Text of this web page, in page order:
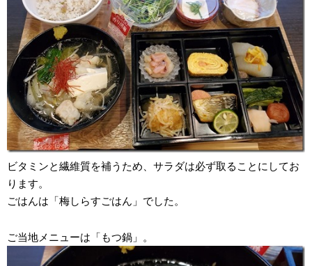
ビタミンと繊維質を補うため、サラダは必ず取ることにしてお
ります。
ごはんは「梅しらすごはん」でした。
ご当地メニューは「もつ鍋」。